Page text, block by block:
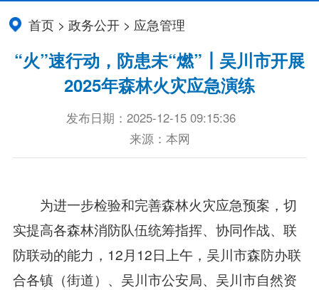
首页 >政务公开 > 应急管理
“火”速行动，防患未“燃”┃吴川市开展
2025年森林火灾应急演练
发布日期：2025-12-15 09:15:36
来源：本网
为进一步检验和完善森林火灾应急预案，切
实提高各森林消防队伍统筹指挥、协同作战、联
防联动的能力，12月12日上午，吴川市森防办联
合各镇（街道）、吴川市公安局、吴川市自然资